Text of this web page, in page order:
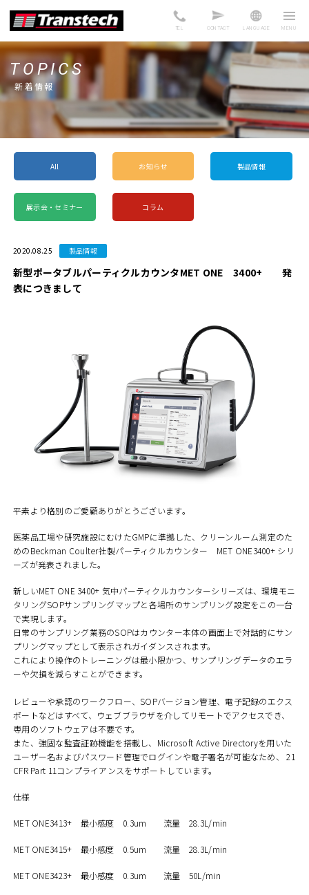
TEL CONTACT LANGUAGE
TOPICS
新着情報
All お知らせ 製品情報
展示会・セミナー コラム
2020.08.25 製品情報
新型ポータブルパーティクルカウンタMET ONE 3400+ 発
表につきまして
平素より格別のご愛顧ありがとうございます。
医薬品工場や研究施設にむけたGMPに準拠した、クリーンルーム測定のた
めのBeckman Coulter社製パーティクルカウンター MET ONE3400+ シリ
ーズが発表されました。
新しいMET ONE 3400+ 気中パーティクルカウンターシリーズは、環境モニ
タリングSOPサンプリングマップと各場所のサンプリング設定をこの一台
で実現します。
日常のサンプリング業務のSOPはカウンター本体の画面上で対話的にサン
プリングマップとして表示されガイダンスされます。
これにより操作のトレーニングは最小限かつ、サンプリングデータのエラ
ーや欠損を減らすことができます。
レビューや承認のワークフロー、SOPバージョン管理、電子記録のエクス
ポートなどはすべて、ウェブブラウザを介してリモートでアクセスでき、
専用のソフトウェアは不要です。
また、強固な監査証跡機能を搭載し、Microsoft Active Directoryを用いた
ユーザー名およびパスワード管理でログインや電子署名が可能なため、21
CFR Part 11コンプライアンスをサポートしています。
仕様
MET ONE3413+ 最小感度 0.3um 流量 28.3L/min
MET ONE3415+ 最小感度 0.5um 流量 28.3L/min
MET ONE3423+ 最小感度 0.3um 流量 50L/min